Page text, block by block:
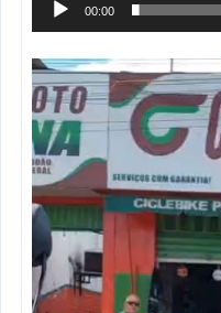
00:00
Tocador
de
vídeo